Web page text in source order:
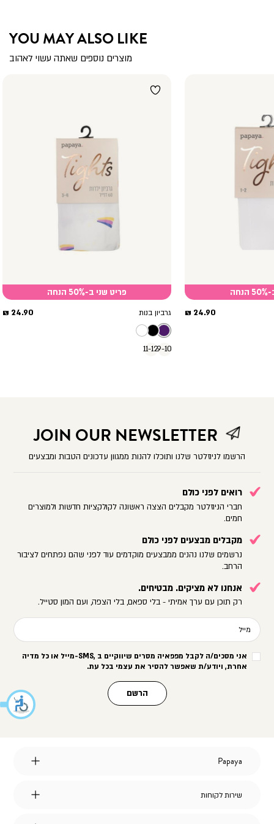
YOU MAY ALSO LIKE
מוצרים נוספים שאתה עשוי לאהוב
מחיר
24.90 ₪
פריט שני ב-50% הנחה
גרביון בנות
מחיר
24.90 ₪
9-10
11-12
JOIN OUR NEWSLETTER
הרשמו לניוזלטר שלנו ותוכלו להנות ממגוון עדכונים הטבות ומבצעים
רואים לפני כולם
חברי הניוזלטר מקבלים הצצה ראשונה לקולקציות חדשות ולמוצרים
חמים.
מקבלים מבצעים לפני כולם
נרשמים שלנו נהנים ממבצעים מוקדמים עוד לפני שהם נפתחים לציבור
הרחב.
אנחנו לא מציקים. מבטיחים.
רק תוכן עם ערך אמיתי - בלי ספאם, בלי הצפה, ועם המון סטייל.
מייל
אני מסכים/ה לקבל מפפאיה מסרים שיווקיים ב -SMS,מייל או כל מדיה
אחרת, ויודע/ת שאפשר להסיר את עצמי בכל עת.
הרשם
Papaya
Papaya
הצהרת נגישות
שירות
שירות לקוחות